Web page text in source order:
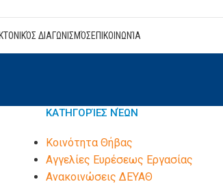
ΔΙΑΓΩΝΙΣΜΌΣΕΠΙΚΟΙΝΩΝΊΑ
ΚΑΤΗΓΟΡΊΕΣ ΝΈΩΝ
Kοινότητα Θήβας
Αγγελίες Ευρέσεως Εργασίας
Ανακοινώσεις ΔΕΥΑΘ